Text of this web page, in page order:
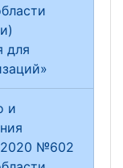
для
и
№602